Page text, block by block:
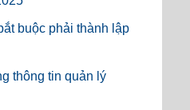
buộc phải thành lập
thông tin quản lý